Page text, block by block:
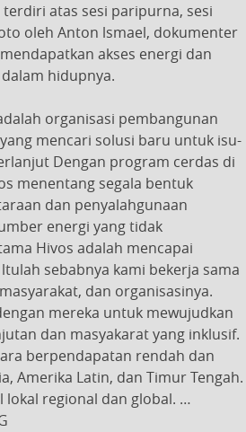
atas sesi paripurna, sesi
oleh Anton lsmael, dokumenter
akses energi dan
hidupnya.
organisasi pembangunan
mencari solusi baru untuk isu-
Dengan program cerdas di
menentang segala bentuk
dan penyalahgunaan
energi yang tidak
Hivos adalah mencapai
sebabnya kami bekerja sama
dan organisasinya.
mereka untuk mewujudkan
dan masyakarat yang inklusif.
berpendapatan rendah dan
Amerika Latin, dan Timur Tengah.
lokal regional dan global. …